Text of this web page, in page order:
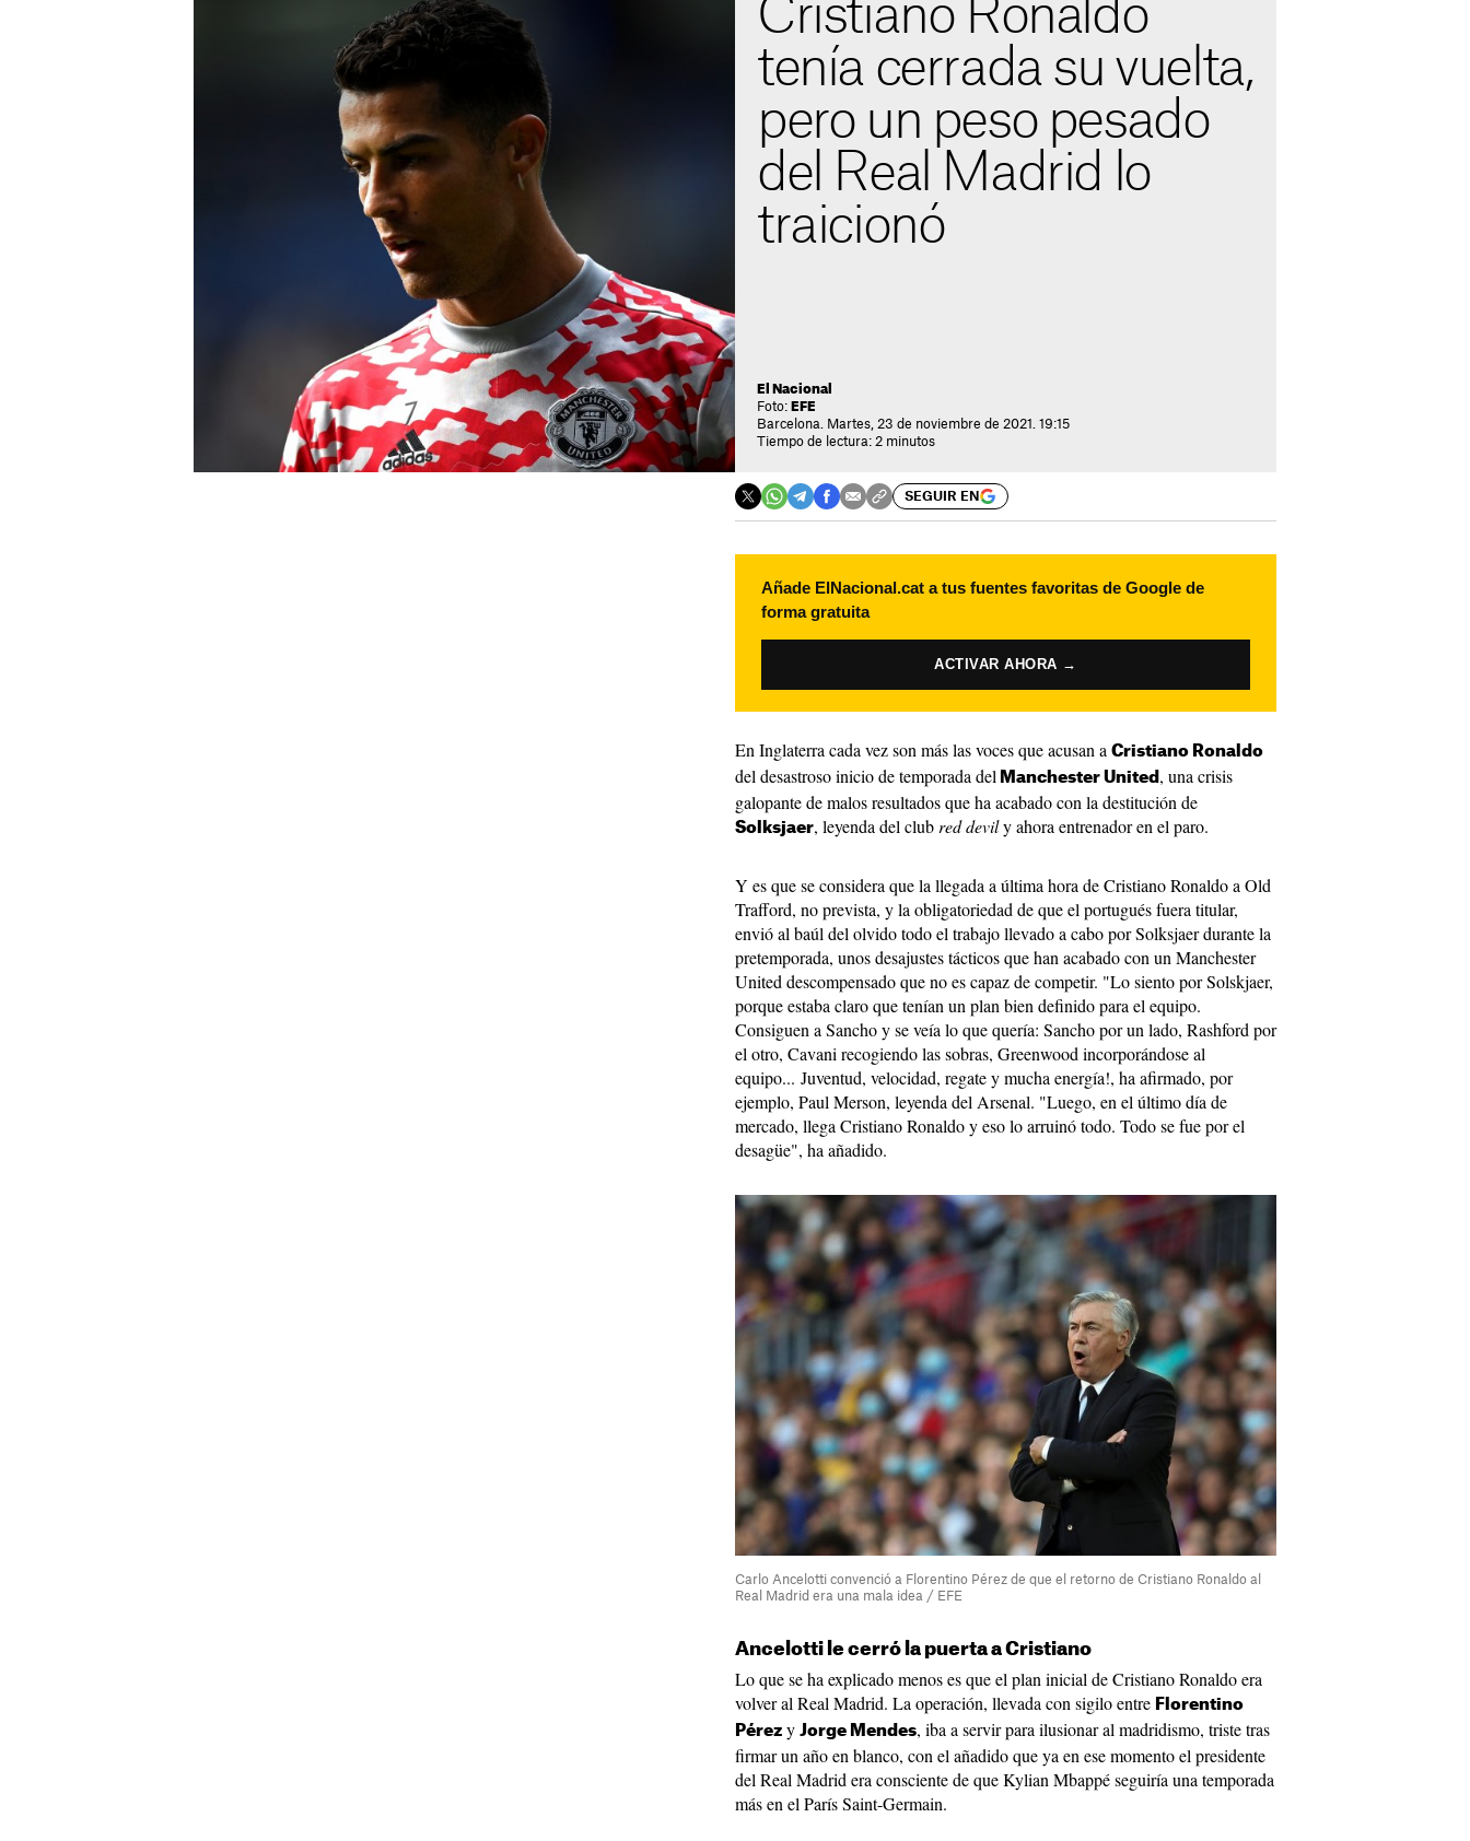
Cristiano Ronaldo
tenía cerrada su vuelta,
pero un peso pesado
del Real Madrid lo
traicionó
El Nacional
Foto: EFE
Barcelona. Martes, 23 de noviembre de 2021. 19:15
Tiempo de lectura: 2 minutos
SEGUIR EN
Añade ElNacional.cat a tus fuentes favoritas de Google de
forma gratuita
ACTIVAR AHORA →
En Inglaterra cada vez son más las voces que acusan a Cristiano Ronaldo
del desastroso inicio de temporada del Manchester United , una crisis
galopante de malos resultados que ha acabado con la destitución de
Solksjaer, leyenda del club red devily ahora entrenador en el paro.
Y es que se considera que la llegada a última hora de Cristiano Ronaldo a Old
Trafford, no prevista, y la obligatoriedad de que el portugués fuera titular,
envió al baúl del olvido todo el trabajo llevado a cabo por Solksjaer durante la
pretemporada, unos desajustes tácticos que han acabado con un Manchester
United descompensado que no es capaz de competir. "Lo siento por Solskjaer,
porque estaba claro que tenían un plan bien definido para el equipo.
Consiguen a Sancho y se veía lo que quería: Sancho por un lado, Rashford por
el otro, Cavani recogiendo las sobras, Greenwood incorporándose al
equipo... Juventud, velocidad, regate y mucha energía!, ha afirmado, por
ejemplo, Paul Merson, leyenda del Arsenal. "Luego, en el último día de
mercado, llega Cristiano Ronaldo y eso lo arruinó todo. Todo se fue por el
desagüe", ha añadido.
Carlo Ancelotti convenció a Florentino Pérez de que el retorno de Cristiano Ronaldo al
Real Madrid era una mala idea / EFE
Ancelotti le cerró la puerta a Cristiano
Lo que se ha explicado menos es que el plan inicial de Cristiano Ronaldo era
volver al Real Madrid. La operación, llevada con sigilo entre Florentino
Pérez y Jorge Mendes, iba a servir para ilusionar al madridismo, triste tras
firmar un año en blanco, con el añadido que ya en ese momento el presidente
del Real Madrid era consciente de que Kylian Mbappé seguiría una temporada
más en el París Saint-Germain.